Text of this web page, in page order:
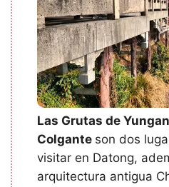
Las Grutas de
Colgante son dos
visitar en Datong,
arquitectura antigua